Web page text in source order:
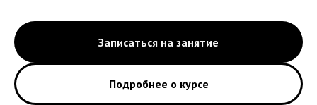
Записаться на занятие
Подробнее о курсе